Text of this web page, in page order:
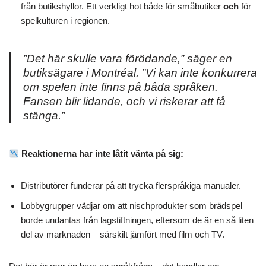
från butikshyllor. Ett verkligt hot både för småbutiker och för
spelkulturen i regionen.
”Det här skulle vara förödande,” säger en
butiksägare i Montréal. ”Vi kan inte konkurrera
om spelen inte finns på båda språken.
Fansen blir lidande, och vi riskerar att få
stänga.”
Reaktionerna har inte låtit vänta på sig:
Distributörer funderar på att trycka flerspråkiga manualer.
Lobbygrupper vädjar om att nischprodukter som brädspel
borde undantas från lagstiftningen, eftersom de är en så liten
del av marknaden – särskilt jämfört med film och TV.